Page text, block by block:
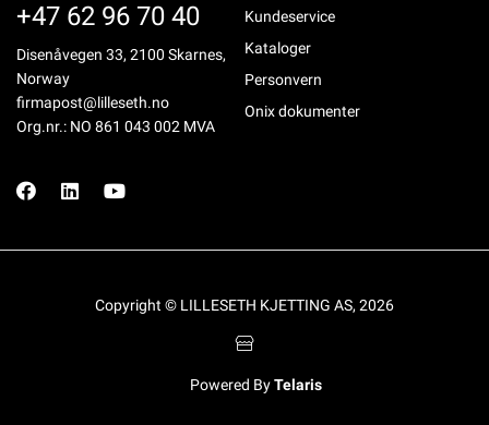
+47 62 96 70 40
Disenåvegen 33, 2100 Skarnes,
Norway
firmapost@lilleseth.no
Org.nr.: NO 861 043 002 MVA
Kundeservice
Kataloger
Personvern
Onix dokumenter
Copyright © LILLESETH KJETTING AS, 2026
Powered ByTelaris